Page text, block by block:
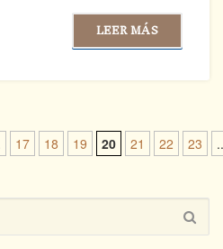
LEER MÁS
17 18 19 20 21 22 23